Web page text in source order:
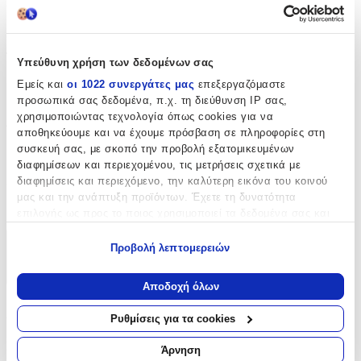
Υπεύθυνη χρήση των δεδομένων σας
Εμείς και οι 1022 συνεργάτες μας επεξεργαζόμαστε
προσωπικά σας δεδομένα, π.χ. τη διεύθυνση IP σας,
χρησιμοποιώντας τεχνολογία όπως cookies για να
αποθηκεύουμε και να έχουμε πρόσβαση σε πληροφορίες στη
συσκευή σας, με σκοπό την προβολή εξατομικευμένων
διαφημίσεων και περιεχομένου, τις μετρήσεις σχετικά με
διαφημίσεις και περιεχόμενο, την καλύτερη εικόνα του κοινού
μας και την ανάπτυξη προϊόντων. Έχετε τη δυνατότητα
Να συλλέξουμε πληροφορίες σχετικά με τη γεωγραφική
σας τοποθεσία, οι οποίες μπορεί να είναι ακριβείς σε
απόσταση μερικών μέτρων
Να αναγνωρίσουμε τη συσκευή σας σαρώνοντας ενεργά
για συγκεκριμένα χαρακτηριστικά (δακτυλικό αποτύπωμα)
Προβολή λεπτομερειών
Αποδοχή όλων
Ρυθμίσεις για τα cookies
Άρνηση
Τεμάχια:
50
τμχ
Φύλο
Αγόρι
Χρώμα:
+
Χαρακτηριστικά
Κατασκευαστής